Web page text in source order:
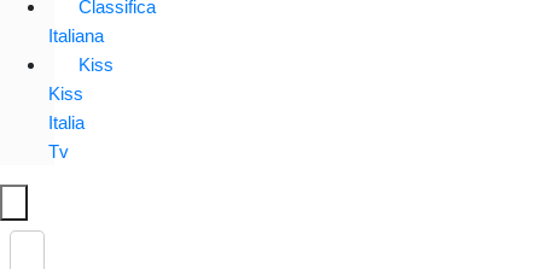
Classifica
Italiana
Kiss
Kiss
Italia
Tv